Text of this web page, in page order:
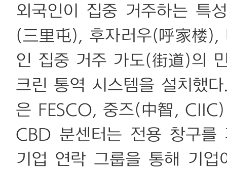
외국인이 집중 거주하는 특
(三里屯), 후자러우(呼家楼
인 집중 거주 가도(街道)의
크린 통역 시스템을 설치했
은 FESCO, 중즈(中智,
CBD 분센터는 전용 창구를
기업 연락 그룹을 통해 기